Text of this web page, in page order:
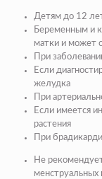
Детям до 12
Беременным и
матки и может
При
Если
желудка
При
Если имеется
растения
При
Не
менструальных